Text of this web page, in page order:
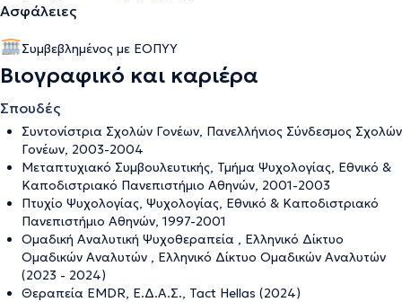
Ασφάλειες
Συμβεβλημένος με ΕΟΠΥΥ
Βιογραφικό και καριέρα
Σπουδές
Συντονίστρια Σχολών Γονέων, Πανελλήνιος Σύνδεσμος Σχολών
Γονέων, 2003-2004
Μεταπτυχιακό Συμβουλευτικής, Τμήμα Ψυχολογίας, Εθνικό &
Καποδιστριακό Πανεπιστήμιο Αθηνών, 2001-2003
Πτυχίο Ψυχολογίας, Ψυχολογίας, Εθνικό & Καποδιστριακό
Πανεπιστήμιο Αθηνών, 1997-2001
Ομαδική Αναλυτική Ψυχοθεραπεία , Ελληνικό Δίκτυο
Ομαδικών Αναλυτών , Ελληνικό Δίκτυο Ομαδικών Αναλυτών
(2023 - 2024)
Θεραπεία EMDR, Ε.Δ.Α.Σ., Tact Hellas (2024)